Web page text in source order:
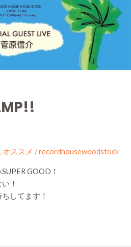
, オススメ /recordhousewoodstock
GOOD！
！
してます！